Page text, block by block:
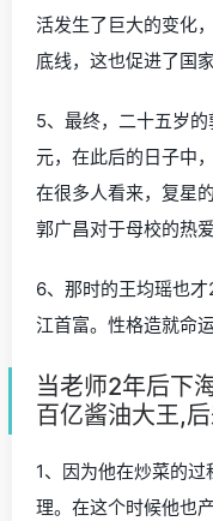
活发生了巨大的变化
底线，这也促进了国
5、最终，二十五岁
元，在此后的日子中
在很多人看来，复星
郭广昌对于母校的热爱
6、那时的王均瑶也
江首富。性格造就命
当老师2年后下
百亿酱油大王,
1、因为他在炒菜的
理。在这个时候他也